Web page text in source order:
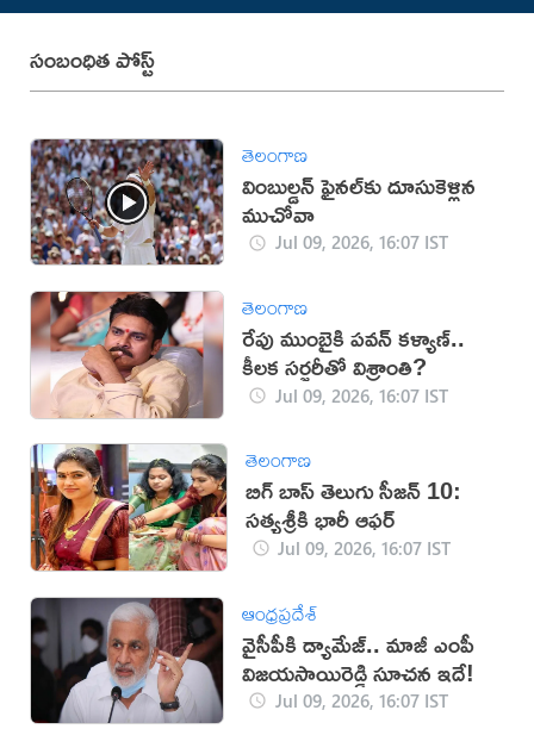
సంబంధిత పోస్ట్
తెలంగాణ
వింబుల్డన్ ఫైనల్‌కు దూసుకెళ్లిన
ముచోవా
Jul 09, 2026, 16:07 IST
తెలంగాణ
రేపు ముంబైకి పవన్ కళ్యాణ్..
కీలక సర్జరీతో విశ్రాంతి?
Jul 09, 2026, 16:07 IST
తెలంగాణ
బిగ్ బాస్ తెలుగు సీజన్ 10:
సత్యశ్రీకి భారీ ఆఫర్
Jul 09, 2026, 16:07 IST
ఆంధ్రప్రదేశ్
వైసీపీకి డ్యామేజ్.. మాజీ ఎంపీ
విజయసాయిరెడ్డి సూచన ఇదే!
Jul 09, 2026, 16:07 IST